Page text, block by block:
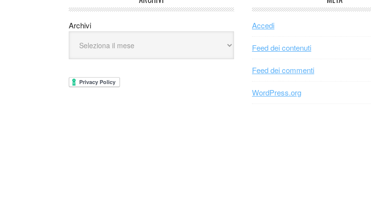
Archivi Accedi
Feed dei contenuti
Feed dei commenti
WordPress.org